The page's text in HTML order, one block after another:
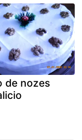
de nozes